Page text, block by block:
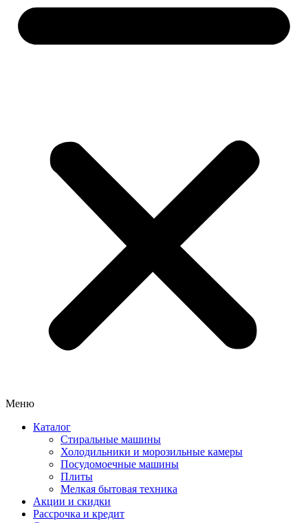
Меню
Каталог
Стиральные машины
Холодильники и морозильные камеры
Посудомоечные машины
Плиты
Мелкая бытовая техника
Акции и скидки
Рассрочка и кредит